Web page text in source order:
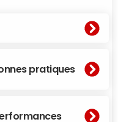
pratiques